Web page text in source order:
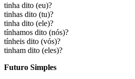
tinha dito (eu)?
tinhas dito (tu)?
tinha dito (ele)?
tínhamos dito (nós)?
tínheis dito (vós)?
tinham dito (eles)?
Futuro Simples